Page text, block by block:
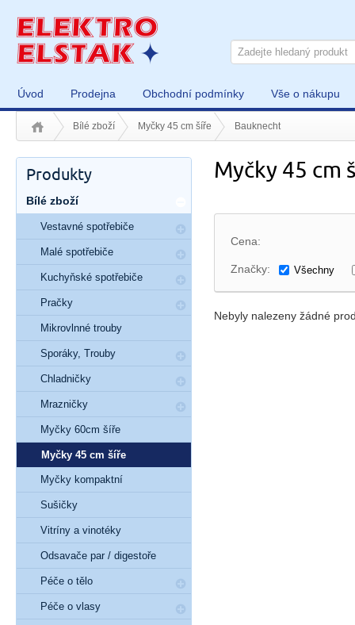
Úvod Prodejna Obchodní podmínky Vše o nákupu
Bílé zboží Myčky 45 cm šíře Bauknecht
Myčky 45 cm
Cena:
Značky: Všechny
Nebyly nalezeny žádné
Produkty
Bílé zboží
Vestavné spotřebiče
Malé spotřebiče
Kuchyňské spotřebiče
Pračky
Mikrovlnné trouby
Sporáky, Trouby
Chladničky
Mrazničky
Myčky 60cm šíře
Myčky 45 cm šíře
Myčky kompaktní
Sušičky
Vitríny a vinotéky
Odsavače par / digestoře
Péče o tělo
Péče o vlasy